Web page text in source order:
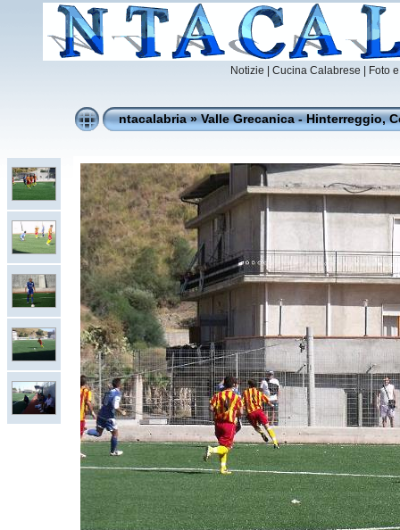
Notizie Cucina Calabrese | Foto
ntacalabria»Valle Grecanica - Hinterreggio,